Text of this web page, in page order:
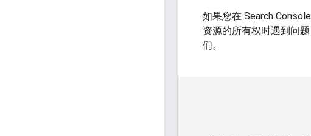
如果您在 Search
资源的所有权时遇到问
们。